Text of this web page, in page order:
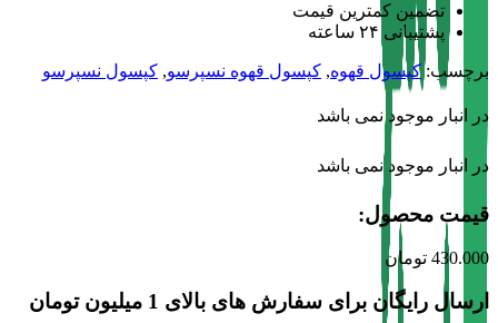
تضمین کمترین قیمت
پشتیبانی ۲۴ ساعته
برچسب: کپسول قهوه, کپسول قهوه نسپرسو, کپسول نسپرسو
در انبار موجود نمی باشد
در انبار موجود نمی باشد
قیمت محصول:​
430.000 تومان
ارسال رایگان برای سفارش های بالای 1 میلیون تومان